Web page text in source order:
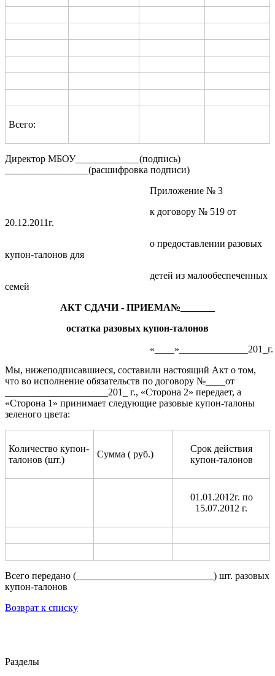
Всего:
Директор МБОУ_____________(подпись)
_________________(расшифровка подписи)
Приложение № 3
к договору № 519 от
20.12.2011г.
о предоставлении разовых
купон-талонов для
детей из малообеспеченных
семей
АКТ СДАЧИ - ПРИЕМА№_______
остатка разовых купон-талонов
«____»______________201_г.
Мы, нижеподписавшиеся, составили настоящий Акт о том,
что во исполнение обязательств по договору №____от
_____________________201_ г., «Сторона 2» передает, а
«Сторона 1» принимает следующие разовые купон-талоны
зеленого цвета:
Количество купон-
талонов (шт.)
Сумма ( руб.)
Срок действия
купон-талонов
01.01.2012г. по
15.07.2012 г.
Всего передано (____________________________) шт. разовых
купон-талонов
Возврат к списку
Разделы